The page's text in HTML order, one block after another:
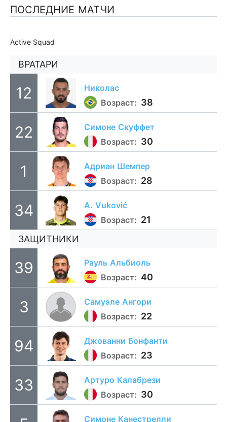
ПОСЛЕДНИЕ МАТЧИ
Active Squad
ВРАТАРИ
12
Николас
Возраст: 38
22 Симоне Скуффет
Возраст: 30
1 Адриан Шемпер
Возраст: 28
34 A. Vuković
Возраст: 21
ЗАЩИТНИКИ
39 Рауль Альбиоль
Возраст: 40
3 Самуэле Ангори
Возраст: 22
94 Джованни Бонфанти
Возраст: 23
33 Артуро Калабрези
Возраст: 30
Симоне Канестрелли